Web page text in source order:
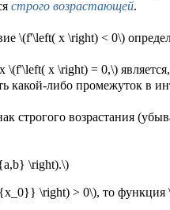
строго возрастающей.
\(f'\left( x \right) < 0\)
\(f'\left( x \right) = 0,\)
какой-либо промежуток в
строгого возрастания
\right).\)
\right) > 0\), то функция